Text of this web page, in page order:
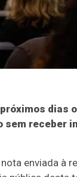
dias
sem receber
enviada à